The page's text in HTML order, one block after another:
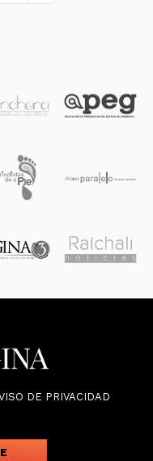
DE PRIVACIDAD